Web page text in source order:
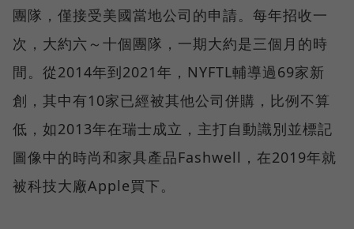
團隊，僅接受美國當地公司的申請。每年招收一
次，大約六～十個團隊，一期大約是三個月的時
間。從2014年到2021年，NYFTL輔導過69家新
創，其中有10家已經被其他公司併購，比例不算
低，如2013年在瑞士成立，主打自動識別並標記
圖像中的時尚和家具產品Fashwell，在2019年就
被科技大廠Apple買下。